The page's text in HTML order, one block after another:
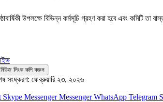
উপলক্ষে বিভিন্ন কর্মসূচি গ্রহণ করা হবে এবং কমিটি তা
নিউজ লিংক কপি করুন
সংষ্করণ: ফেব্রুয়ারি ২৩, ২০২৬
Skype Messenger Messenger WhatsApp Telegram